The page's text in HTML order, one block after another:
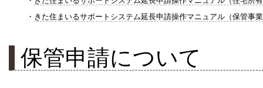
・ きた住まいるサポートシステム延長申請操作マニュアル（保管事
保管申請について